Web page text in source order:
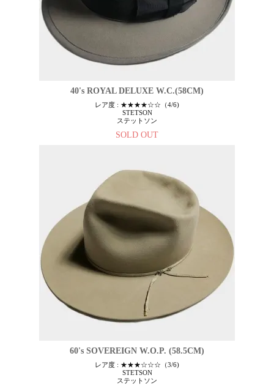
40's ROYAL DELUXE W.C.(58CM)
レア度 : ★★★★☆☆（4/6)
STETSON
ステットソン
SOLD OUT
60's SOVEREIGN W.O.P. (58.5CM)
レア度 : ★★★☆☆☆（3/6)
STETSON
ステットソン